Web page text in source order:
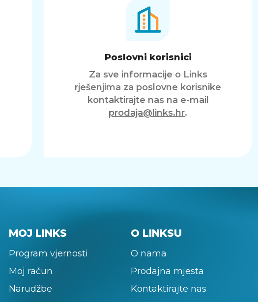
Poslovni korisnici
Za sve informacije o Links
rješenjima za poslovne korisnike
kontaktirajte nas na e-mail
prodaja@links.hr.
MOJ LINKS
Program vjernosti
Moj račun
Narudžbe
O LINKSU
O nama
Prodajna mjesta
Kontaktirajte nas